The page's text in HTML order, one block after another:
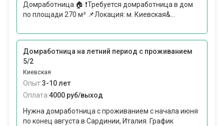
Домработница 🏠 ❗Требуется домработница в дом
по площади 270 м² 📌Локация: м. Киевская&...
Домработница на летний период с проживанием
5/2
Киевская
Опыт:3-10 лет
Оплата:4000 руб/выход
Нужна домработница с проживанием с начала июня
по конец августа в Сардинии, Италия. График